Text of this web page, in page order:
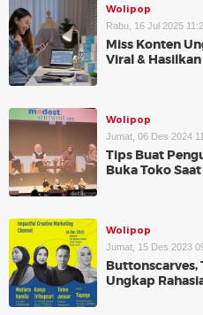
Wolipop
Rabu, 16 Jul 2025
Miss Konten
Viral &
Wolipop
Jumat, 06 Des 2024
Tips Buat
Buka Toko
Wolipop
Jumat, 15 Des 2023
Buttonscarves,
Ungkap